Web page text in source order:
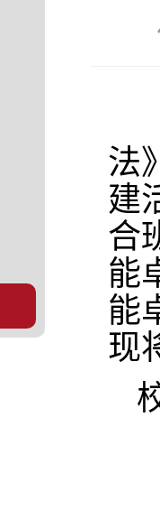
法
建
合
能
能
现